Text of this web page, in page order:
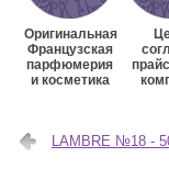
Оригинальная
Французская
парфюмерия
и косметика
LAMBRE №18 -